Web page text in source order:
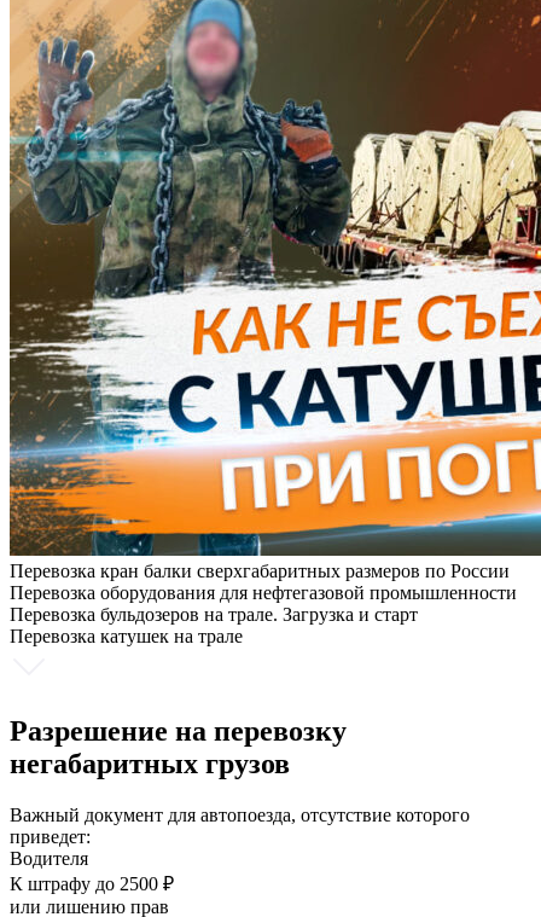
Перевозка кран балки сверхгабаритных размеров по России
Перевозка оборудования для нефтегазовой промышленности
Перевозка бульдозеров на трале. Загрузка и старт
Перевозка катушек на трале
Разрешение на перевозку
негабаритных грузов
Важный документ для автопоезда, отсутствие которого
приведет:
Водителя
К штрафу до 2500 ₽
или лишению прав